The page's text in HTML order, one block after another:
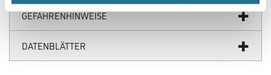
GEFAHRENHINWEISE
DATENBLÄTTER